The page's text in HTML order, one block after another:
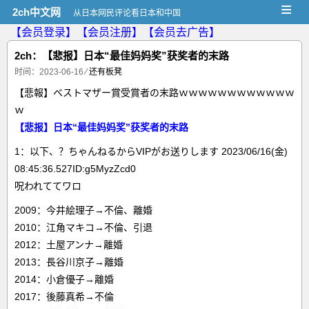
2ch中文网 从日本网民评论看日本和中国 ≡
【会员登录】 【会员注册】
【会员去广告】
2ch：【悲报】日本“最佳妈妈奖”获奖者的末路
时间：2023-06-16 ⁄还有板凳
【悲報】ベストマザー賞受賞者の末路ｗｗｗｗｗｗｗｗｗｗｗｗ
ｗ
【悲报】日本“最佳妈妈奖”获奖者的末路
1：以下、？ちゃんねるからVIPがお送りします 2023/06/16(金)
08:45:36.527ID:g5MyzZcd0
呪われててワロ
2009：今井絵理子→不倫、離婚
2010：江角マキコ→不倫、引退
2012：土屋アンナ→離婚
2013：長谷川京子→離婚
2014：小倉優子→離婚
2017：後藤真希→不倫